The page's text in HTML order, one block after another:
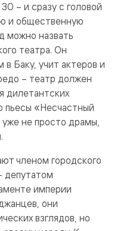
– и сразу с головой
и общественную
можно назвать
театра. Он
Баку, учит актеров и
– театр должен
дилетантских
пьесы «Несчастный
не просто драмы,
членом городского
депутатом
империи
они
взглядов, но